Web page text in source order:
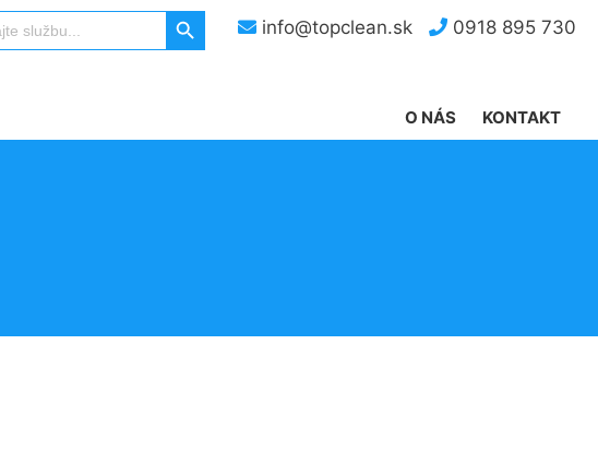
info@topclean.sk 0918 895 730
Search Button
KONTAKT
O NÁS